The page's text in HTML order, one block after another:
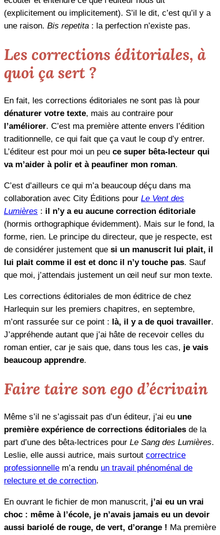
(explicitement ou implicitement). S’il le dit, c’est qu’il y a
une raison. Bis repetita : la perfection n’existe pas.
Les corrections éditoriales, à
quoi ça sert ?
En fait, les corrections éditoriales ne sont pas là pour
dénaturer votre texte, mais au contraire pour
l’améliorer. C’est ma première attente envers l’édition
traditionnelle, ce qui fait que ça vaut le coup d’y entrer.
L’éditeur est pour moi un peu ce super bêta-lecteur qui
va m’aider à polir et à peaufiner mon roman.
C’est d’ailleurs ce qui m’a beaucoup déçu dans ma
collaboration avec City Éditions pour Le Vent des
Lumières : il n’y a eu aucune correction éditoriale
(hormis orthographique évidemment). Mais sur le fond, la
forme, rien. Le principe du directeur, que je respecte, est
de considérer justement que si un manuscrit lui plait, il
lui plait comme il est et donc il n’y touche pas. Sauf
que moi, j’attendais justement un œil neuf sur mon texte.
Les corrections éditoriales de mon éditrice de chez
Harlequin sur les premiers chapitres, en septembre,
m’ont rassurée sur ce point : là, il y a de quoi travailler.
J’appréhende autant que j’ai hâte de recevoir celles du
roman entier, car je sais que, dans tous les cas, je vais
beaucoup apprendre.
Faire taire son ego d’écrivain
Même s’il ne s’agissait pas d’un éditeur, j’ai eu une
première expérience de corrections éditoriales de la
part d’une des bêta-lectrices pour Le Sang des Lumières.
Leslie, elle aussi autrice, mais surtout correctrice
professionnelle m’a rendu un travail phénoménal de
relecture et de correction.
En ouvrant le fichier de mon manuscrit, j’ai eu un vrai
choc : même à l’école, je n’avais jamais eu un devoir
aussi bariolé de rouge, de vert, d’orange ! Ma première